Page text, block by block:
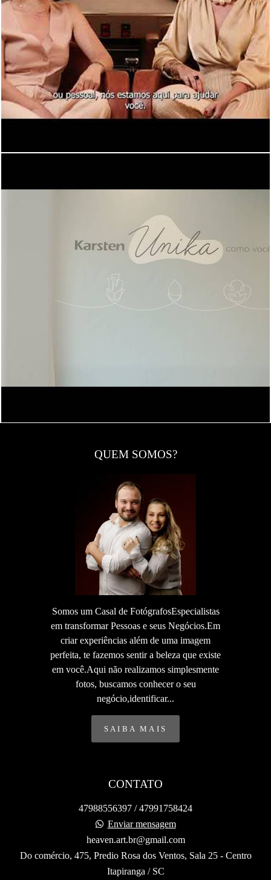
501 0
QUEM SOMOS?
Somos um Casal de FotógrafosEspecialistas
em transformar Pessoas e seus Negócios.Em
criar experiências além de uma imagem
perfeita, te fazemos sentir a beleza que existe
em você.Aqui não realizamos simplesmente
fotos, buscamos conhecer o seu
negócio,identificar...
SAIBA MAIS
CONTATO
47988556397 / 47991758424
Enviar mensagem
heaven.art.br@gmail.com
Do comércio, 475, Predio Rosa dos Ventos, Sala 25 - Centro
Itapiranga / SC